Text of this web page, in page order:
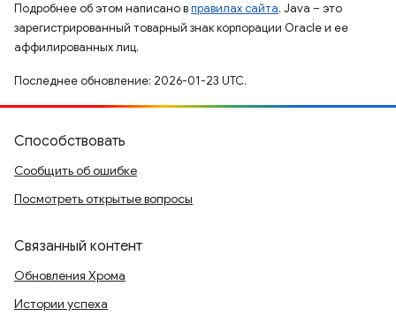
Подробнее об этом написано вправилах сайта. Java – это
зарегистрированный товарный знак корпорации Oracle и ее
аффилированных лиц.
Последнее обновление: 2026-01-23 UTC.
Способствовать
Сообщить об ошибке
Посмотреть открытые вопросы
Связанный контент
Обновления Хрома
Истории успеха